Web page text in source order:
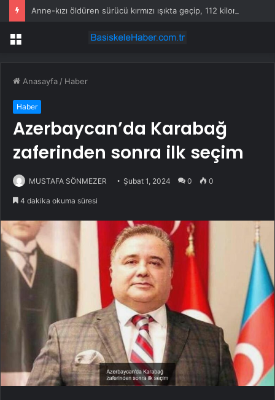
Menü
Anasayfa / Haber
Haber
Azerbaycan’da Karabağ
zaferinden sonra ilk seçim
MUSTAFA SÖNMEZER Şubat 1, 2024 0 0
4 dakika okuma süresi